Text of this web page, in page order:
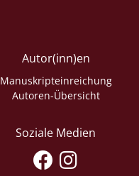
Autor(inn)en
Manuskripteinreichung
Autoren-Übersicht
Soziale Medien